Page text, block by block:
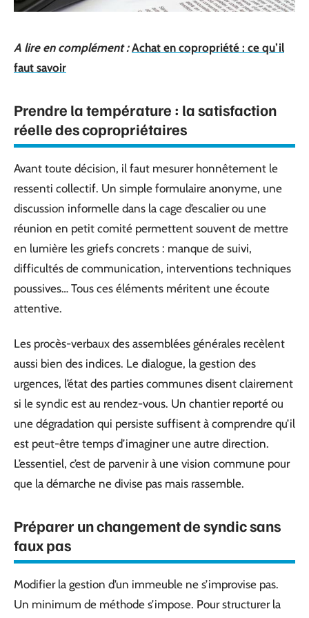
A lire en complément : Achat en copropriété : ce qu’il
faut savoir
Prendre la température : la satisfaction
réelle des copropriétaires
Avant toute décision, il faut mesurer honnêtement le
ressenti collectif. Un simple formulaire anonyme, une
discussion informelle dans la cage d’escalier ou une
réunion en petit comité permettent souvent de mettre
en lumière les griefs concrets : manque de suivi,
difficultés de communication, interventions techniques
poussives… Tous ces éléments méritent une écoute
attentive.
Les procès-verbaux des assemblées générales recèlent
aussi bien des indices. Le dialogue, la gestion des
urgences, l’état des parties communes disent clairement
si le syndic est au rendez-vous. Un chantier reporté ou
une dégradation qui persiste suffisent à comprendre qu’il
est peut-être temps d’imaginer une autre direction.
L’essentiel, c’est de parvenir à une vision commune pour
que la démarche ne divise pas mais rassemble.
Préparer un changement de syndic sans
faux pas
Modifier la gestion d’un immeuble ne s’improvise pas.
Un minimum de méthode s’impose. Pour structurer la